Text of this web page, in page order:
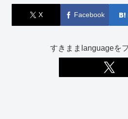
X Facebook
すきままlanguageを